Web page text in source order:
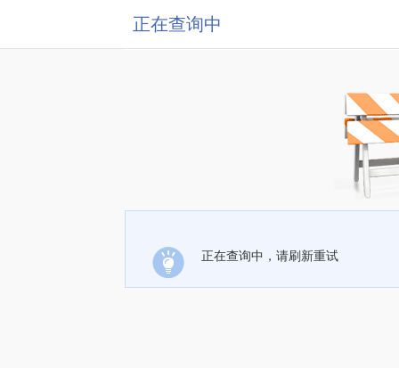
正在查询中
正在查询中，请刷新重试